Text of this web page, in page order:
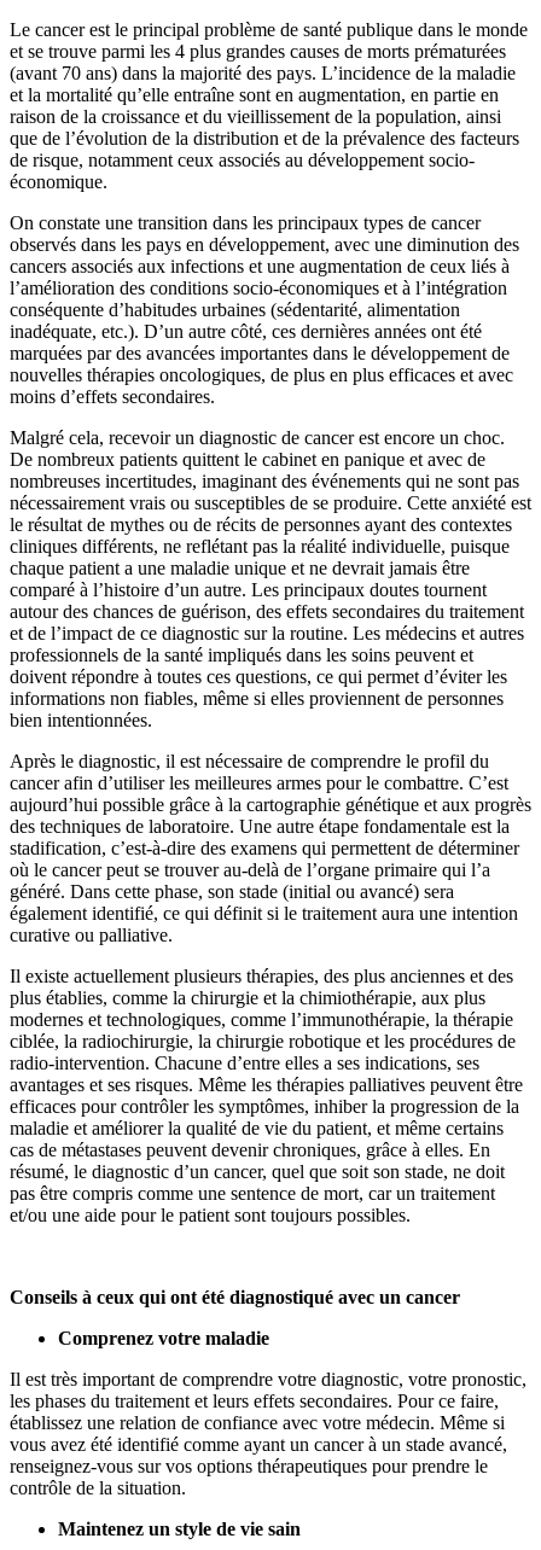
Le cancer est le principal problème de santé publique dans le monde
et se trouve parmi les 4 plus grandes causes de morts prématurées
(avant 70 ans) dans la majorité des pays. L’incidence de la maladie
et la mortalité qu’elle entraîne sont en augmentation, en partie en
raison de la croissance et du vieillissement de la population, ainsi
que de l’évolution de la distribution et de la prévalence des facteurs
de risque, notamment ceux associés au développement socio-
économique.
On constate une transition dans les principaux types de cancer
observés dans les pays en développement, avec une diminution des
cancers associés aux infections et une augmentation de ceux liés à
l’amélioration des conditions socio-économiques et à l’intégration
conséquente d’habitudes urbaines (sédentarité, alimentation
inadéquate, etc.). D’un autre côté, ces dernières années ont été
marquées par des avancées importantes dans le développement de
nouvelles thérapies oncologiques, de plus en plus efficaces et avec
moins d’effets secondaires.
Malgré cela, recevoir un diagnostic de cancer est encore un choc.
De nombreux patients quittent le cabinet en panique et avec de
nombreuses incertitudes, imaginant des événements qui ne sont pas
nécessairement vrais ou susceptibles de se produire. Cette anxiété est
le résultat de mythes ou de récits de personnes ayant des contextes
cliniques différents, ne reflétant pas la réalité individuelle, puisque
chaque patient a une maladie unique et ne devrait jamais être
comparé à l’histoire d’un autre. Les principaux doutes tournent
autour des chances de guérison, des effets secondaires du traitement
et de l’impact de ce diagnostic sur la routine. Les médecins et autres
professionnels de la santé impliqués dans les soins peuvent et
doivent répondre à toutes ces questions, ce qui permet d’éviter les
informations non fiables, même si elles proviennent de personnes
bien intentionnées.
Après le diagnostic, il est nécessaire de comprendre le profil du
cancer afin d’utiliser les meilleures armes pour le combattre. C’est
aujourd’hui possible grâce à la cartographie génétique et aux progrès
des techniques de laboratoire. Une autre étape fondamentale est la
stadification, c’est-à-dire des examens qui permettent de déterminer
où le cancer peut se trouver au-delà de l’organe primaire qui l’a
généré. Dans cette phase, son stade (initial ou avancé) sera
également identifié, ce qui définit si le traitement aura une intention
curative ou palliative.
Il existe actuellement plusieurs thérapies, des plus anciennes et des
plus établies, comme la chirurgie et la chimiothérapie, aux plus
modernes et technologiques, comme l’immunothérapie, la thérapie
ciblée, la radiochirurgie, la chirurgie robotique et les procédures de
radio-intervention. Chacune d’entre elles a ses indications, ses
avantages et ses risques. Même les thérapies palliatives peuvent être
efficaces pour contrôler les symptômes, inhiber la progression de la
maladie et améliorer la qualité de vie du patient, et même certains
cas de métastases peuvent devenir chroniques, grâce à elles. En
résumé, le diagnostic d’un cancer, quel que soit son stade, ne doit
pas être compris comme une sentence de mort, car un traitement
et/ou une aide pour le patient sont toujours possibles.
Conseils à ceux qui ont été diagnostiqué avec un cancer
Comprenez votre maladie
Il est très important de comprendre votre diagnostic, votre pronostic,
les phases du traitement et leurs effets secondaires. Pour ce faire,
établissez une relation de confiance avec votre médecin. Même si
vous avez été identifié comme ayant un cancer à un stade avancé,
renseignez-vous sur vos options thérapeutiques pour prendre le
contrôle de la situation.
Maintenez un style de vie sain